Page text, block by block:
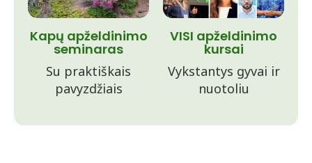
Kapų apželdinimo
seminaras
Su praktiškais
pavyzdžiais
VISI apželdinimo
kursai
Vykstantys gyvai ir
nuotoliu